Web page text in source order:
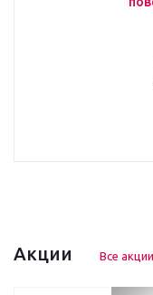
Акции Все акции